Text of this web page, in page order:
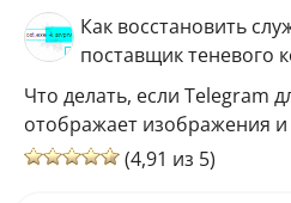
Как восстановить
поставщик теневого
Что делать, если Telegram
отображает изображения и
(4,91 из 5)